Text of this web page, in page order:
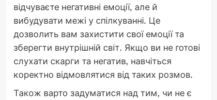
відчуваєте негативні емоції, але й
вибудувати межі у спілкуванні. Це
дозволить вам захистити свої емоції та
зберегти внутрішній світ. Якщо ви не готові
слухати скарги та негатив, навчіться
коректно відмовлятися від таких розмов.
Також варто задуматися над тим, чи не є